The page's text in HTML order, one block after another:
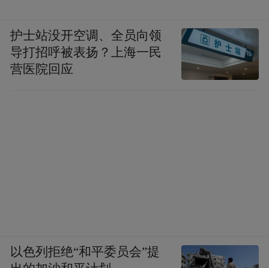
护士站没开空调、全员向领
导打招呼被表扬？上海一民
营医院回应
以色列拒绝“和平委员会”提